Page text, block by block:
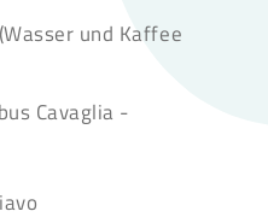
und Kaffee
Cavaglia -